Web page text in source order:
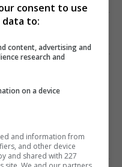
consent to use
data to:
content, advertising and
research and
on a device
and information from
and other device
and shared with 227